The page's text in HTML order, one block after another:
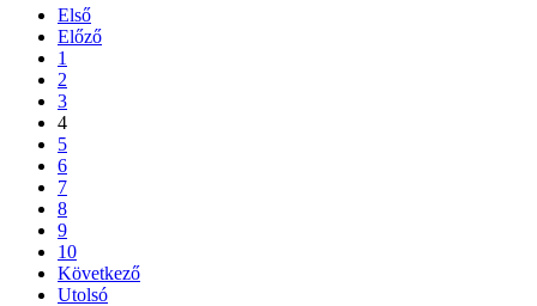
Első
Előző
1
2
3
4
5
6
7
8
9
10
Következő
Utolsó